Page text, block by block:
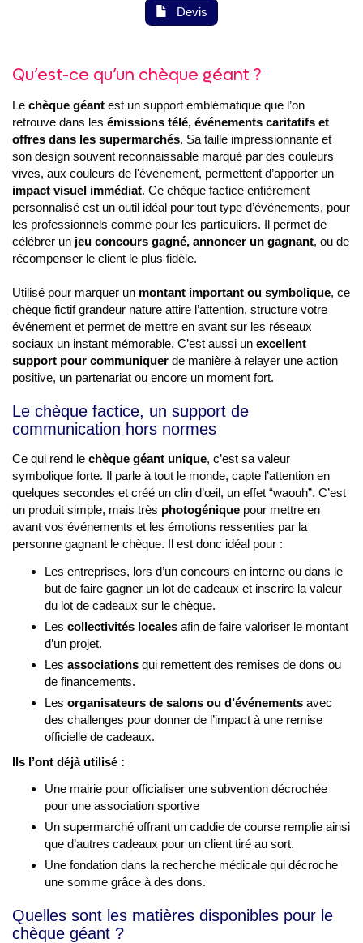
Devis
Qu’est-ce qu’un chèque géant ?
Le chèque géant est un support emblématique que l’on
retrouve dans les émissions télé, événements caritatifs et
offres dans les supermarchés. Sa taille impressionnante et
son design souvent reconnaissable marqué par des couleurs
vives, aux couleurs de l'évènement, permettent d’apporter un
impact visuel immédiat. Ce chèque factice entièrement
personnalisé est un outil idéal pour tout type d’événements, pour
les professionnels comme pour les particuliers. Il permet de
célébrer un jeu concours gagné, annoncer un gagnant, ou de
récompenser le client le plus fidèle.
Utilisé pour marquer un montant important ou symbolique, ce
chèque fictif grandeur nature attire l’attention, structure votre
événement et permet de mettre en avant sur les réseaux
sociaux un instant mémorable. C’est aussi un excellent
support pour communiquer de manière à relayer une action
positive, un partenariat ou encore un moment fort.
Le chèque factice, un support de
communication hors normes
Ce qui rend le chèque géant unique, c’est sa valeur
symbolique forte. Il parle à tout le monde, capte l’attention en
quelques secondes et créé un clin d’œil, un effet “waouh”. C’est
un produit simple, mais très photogénique pour mettre en
avant vos événements et les émotions ressenties par la
personne gagnant le chèque. Il est donc idéal pour :
Les entreprises, lors d’un concours en interne ou dans le
but de faire gagner un lot de cadeaux et inscrire la valeur
du lot de cadeaux sur le chèque.
Les collectivités locales afin de faire valoriser le montant
d’un projet.
Les associations qui remettent des remises de dons ou
de financements.
Les organisateurs de salons ou d’événements avec
des challenges pour donner de l’impact à une remise
officielle de cadeaux.
Ils l’ont déjà utilisé :
Une mairie pour officialiser une subvention décrochée
pour une association sportive
Un supermarché offrant un caddie de course remplie ainsi
que d’autres cadeaux pour un client tiré au sort.
Une fondation dans la recherche médicale qui décroche
une somme grâce à des dons.
Quelles sont les matières disponibles pour le
chèque géant ?